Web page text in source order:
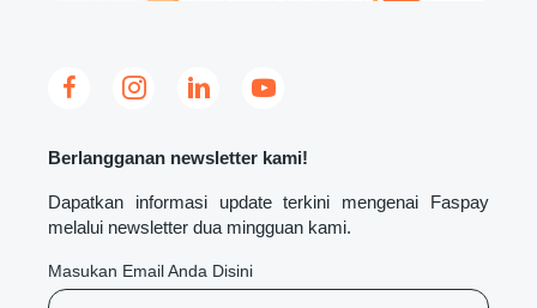
Berlangganan newsletter kami!
Dapatkan informasi update terkini mengenai Faspay
melalui newsletter dua mingguan kami.
Masukan Email Anda Disini